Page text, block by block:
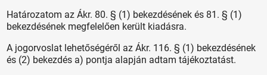
Határozatom az Ákr. 80. § (1) bekezdésének és 81. § (1)
bekezdésének megfelelően került kiadásra.
A jogorvoslat lehetőségéről az Ákr. 116. § (1) bekezdésének
és (2) bekezdés a) pontja alapján adtam tájékoztatást.